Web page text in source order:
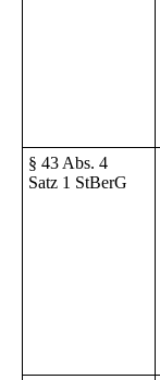
§ 43 Abs. 4
Satz 1 StBerG